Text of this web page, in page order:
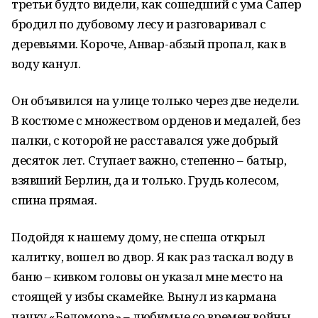
третьи будто видели, как сошедший с ума Сапер
бродил по дубовому лесу и разговаривал с
деревьями. Короче, Анвар-абзый пропал, как в
воду канул.
Он объявился на улице только через две недели.
В костюме с множеством орденов и медалей, без
палки, с которой не расставался уже добрый
десяток лет. Ступает важно, степенно – батыр,
взявший Берлин, да и только. Грудь колесом,
спина прямая.
Подойдя к нашему дому, не спеша открыл
калитку, вошел во двор. Я как раз таскал воду в
баню – кивком головы он указал мне место на
стоящей у избы скамейке. Вынул из кармана